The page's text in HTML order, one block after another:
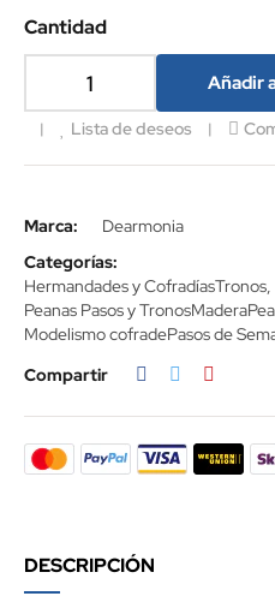
Cantidad
Añadir
Lista de deseos
Marca:
Dearmonia
Categorías:
Hermandades y CofradíasTronos,
Peanas Pasos y TronosMadera
Modelismo cofradePasos de
Compartir
DESCRIPCIÓN